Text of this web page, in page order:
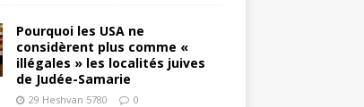
Pourquoi les USA ne
considèrent plus comme «
illégales » les localités juives
de Judée-Samarie
29 Heshvan 5780 0